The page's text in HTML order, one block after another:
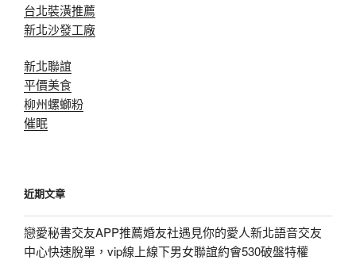
台北裝潢推薦
新北沙發工廠
新北聯誼
平價美食
柳州螺螄粉
催眠
近期文章
戀愛秘書交友APP推薦婚友社遇見你的愛人新北語音交友
中心快速脫單，vip線上線下男女聯誼約會530破盤特權